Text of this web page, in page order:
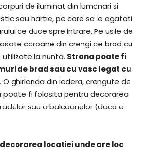
de iluminat din lumanari si
sau hartie, pe care sa le agatati
ce duce spre intrare. Pe usile de
coroane din crengi de brad cu
utilizate la nunta. Strana poate fi
de brad sau cu vasc legat cu
. O ghirlanda din iedera, crengute de
poate fi folosita pentru decorarea
sau a balcoanelor (daca e
locatiei unde are loc